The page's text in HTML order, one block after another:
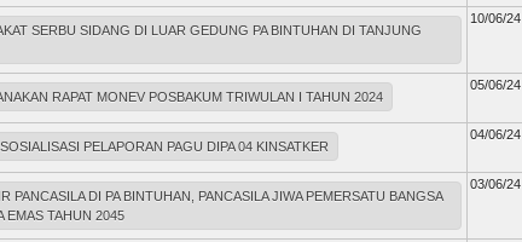
SERBU SIDANG DI LUAR GEDUNG PA BINTUHAN DI TANJUNG
10/06/24
RAPAT MONEV POSBAKUM TRIWULAN I TAHUN 2024
05/06/24
PELAPORAN PAGU DIPA 04 KINSATKER
04/06/24
PANCASILA DI PA BINTUHAN, PANCASILA JIWA PEMERSATU BANGSA
EMAS TAHUN 2045
03/06/24